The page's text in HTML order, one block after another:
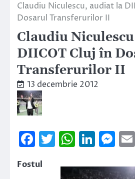
Claudiu Niculescu, audiat la
Dosarul Transferurilor II
Claudiu
DIICOT Cluj în
Transferurilor II
13 decembrie 2012
Facebook
Twitter
Fostul